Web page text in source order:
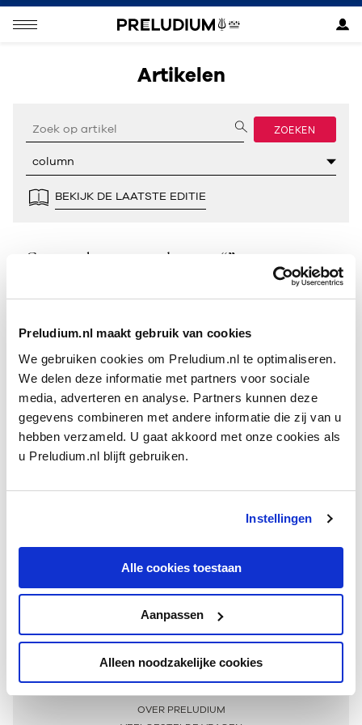
Preludium.nl maakt gebruik van cookies
We gebruiken cookies om Preludium.nl te optimaliseren.
We delen deze informatie met partners voor sociale
media, adverteren en analyse. Partners kunnen deze
gegevens combineren met andere informatie die zij van u
hebben verzameld. U gaat akkoord met onze cookies als
u Preludium.nl blijft gebruiken.
Instellingen
Alle cookies toestaan
Aanpassen
Alleen noodzakelijke cookies
Artikelen
ZOEKEN
BEKIJK DE LAATSTE EDITIE
Geen resultaten gevonden voor “”.
Meer informatie
OVER PRELUDIUM